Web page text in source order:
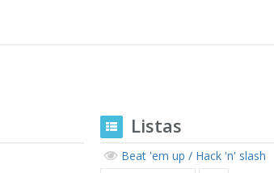
Listas
Beat 'em up / Hack 'n' slash